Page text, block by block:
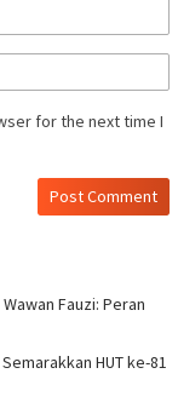
for the next time I
Fauzi: Peran
HUT ke-81